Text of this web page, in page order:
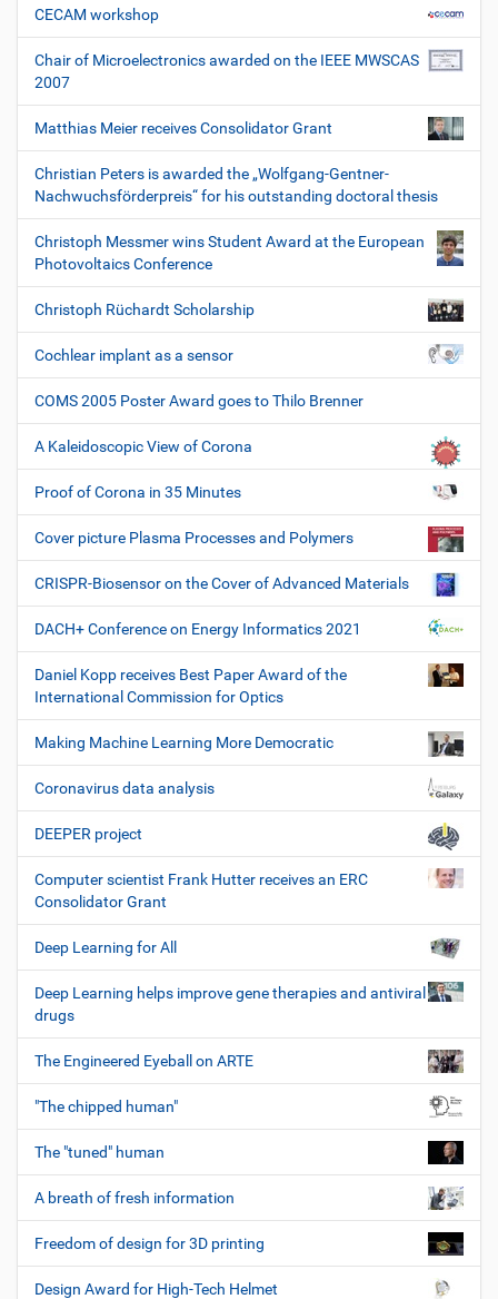
CECAM workshop
Chair of Microelectronics awarded on the IEEE MWSCAS
2007
Matthias Meier receives Consolidator Grant
Christian Peters is awarded the „Wolfgang-Gentner-
Nachwuchsförderpreis“ for his outstanding doctoral thesis
Christoph Messmer wins Student Award at the European
Photovoltaics Conference
Christoph Rüchardt Scholarship
Cochlear implant as a sensor
COMS 2005 Poster Award goes to Thilo Brenner
A Kaleidoscopic View of Corona
Proof of Corona in 35 Minutes
Cover picture Plasma Processes and Polymers
CRISPR-Biosensor on the Cover of Advanced Materials
DACH+ Conference on Energy Informatics 2021
Daniel Kopp receives Best Paper Award of the
International Commission for Optics
Making Machine Learning More Democratic
Coronavirus data analysis
DEEPER project
Computer scientist Frank Hutter receives an ERC
Consolidator Grant
Deep Learning for All
Deep Learning helps improve gene therapies and antiviral
drugs
The Engineered Eyeball on ARTE
"The chipped human"
The "tuned" human
A breath of fresh information
Freedom of design for 3D printing
Design Award for High-Tech Helmet